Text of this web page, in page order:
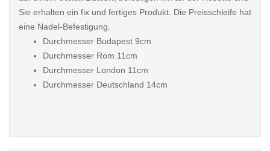
Sie erhalten ein fix und fertiges Produkt. Die Preisschleife hat
eine Nadel-Befestigung.
Durchmesser Budapest 9cm
Durchmesser Rom 11cm
Durchmesser London 11cm
Durchmesser Deutschland 14cm